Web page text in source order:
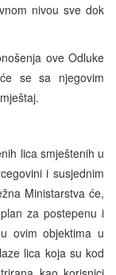
nivou sve dok
ove Odluke
se sa njegovim
lica smještenih u
i susjednim
Ministarstva će,
za postepenu i
ovim objektima u
lica koja su kod